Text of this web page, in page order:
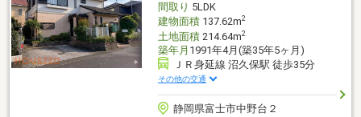
間取り 5LDK
建物面積137.62m2
土地面積214.64m2
築年月 1991年4月(築35年5ヶ月)
ＪＲ身延線 沼久保駅 徒歩35分
その他の交通
静岡県富士市中野台２